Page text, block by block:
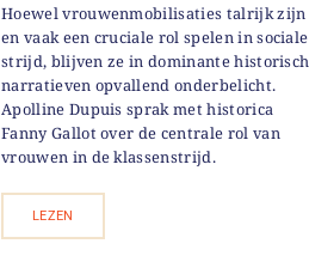
Hoewel vrouwenmobilisaties talrijk zijn
en vaak een cruciale rol spelen in sociale
strijd, blijven ze in dominante
narratieven opvallend onderbelicht.
Apolline Dupuis sprak met historica
Fanny Gallot over de centrale rol van
vrouwen in de klassenstrijd.
LEZEN